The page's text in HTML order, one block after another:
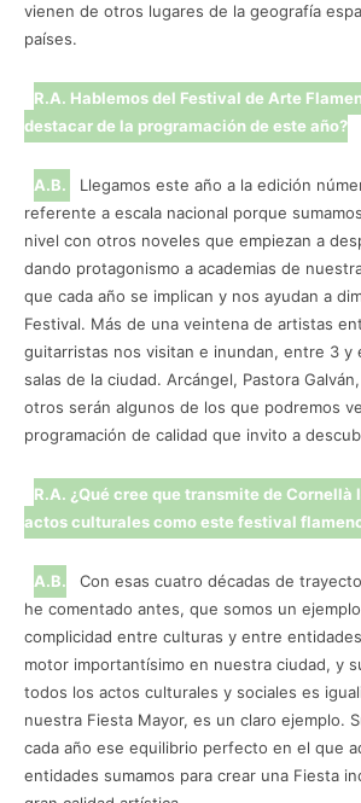
vienen de otros lugares de la geografía
países.
R.A. Hablemos del Festival de Arte
destacar de la programación de este año?
A.B.
Llegamos este año a la edición
referente a escala nacional porque
nivel con otros noveles que empiezan a
dando protagonismo a academias de
que cada año se implican y nos ayudan a
Festival. Más de una veintena de artistas
guitarristas nos visitan e inundan, entre 3 y
salas de la ciudad. Arcángel, Pastora
otros serán algunos de los que podremos
programación de calidad que invito a
R.A. ¿Qué cree que transmite de Cornellà
actos culturales como este festival
A.B.
Con esas cuatro décadas de
he comentado antes, que somos un
complicidad entre culturas y entre
motor importantísimo en nuestra ciudad, y
todos los actos culturales y sociales es
nuestra Fiesta Mayor, es un claro ejemplo.
cada año ese equilibrio perfecto en el que
entidades sumamos para crear una Fiesta